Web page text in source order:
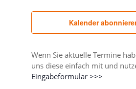
Kalender
Wenn Sie aktuelle Termine
uns diese einfach mit und
Eingabeformular >>>